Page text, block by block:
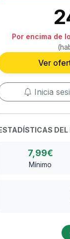
Por encima de
Ver
Inicia
DEL
7,99€
Mínimo